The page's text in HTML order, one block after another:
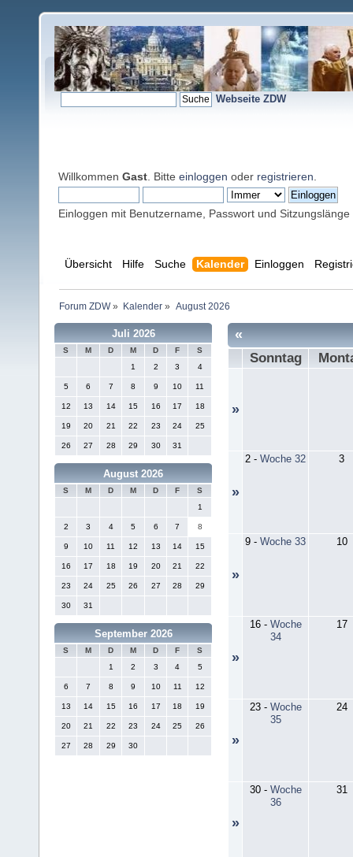
Webseite ZDW
Willkommen Gast . Bitte einloggen oder registrieren
Einloggen mit Benutzername, Passwort und Sitzungslänge
Übersicht Hilfe Suche Kalender Einloggen
Forum ZDW» Kalender » August 2026
Juli 2026
S M D M D F
S
1
2 3 4
5 6 7 8 9 10 11
12 13 14 15 16 17 18
19 20 21 22 23 24 25
26 27 28 29 30 31
August 2026
S M D M D F
S
1
2 3 4 5 6 7 8
9 10 11 12 13 14 15
16 17 18 19 20 21 22
23 24 25 26 27 28 29
30 31
September 2026
S M D M D F
S
1
2 3 4 5
6 7 8 9 10 11 12
13 14 15 16 17 18 19
20 21 22 23 24 25 26
27 28 29 30
«
Sonntag
»
»
2 - Woche 32 3
»
9 - Woche 33 10
»
16- Woche
34
17
»
23- Woche
35
24
»
30- Woche
36
31